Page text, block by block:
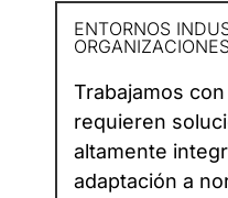
ENTORNOS
Trabajamos
requieren
altamente
adaptación a